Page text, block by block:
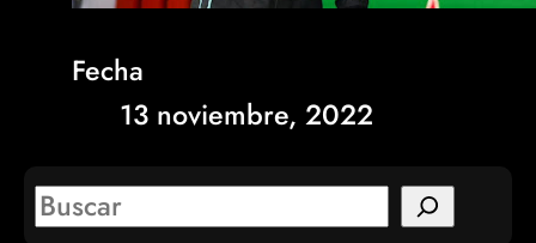
Fecha
13 noviembre, 2022
S